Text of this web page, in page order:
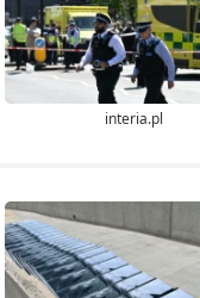
interia.pl